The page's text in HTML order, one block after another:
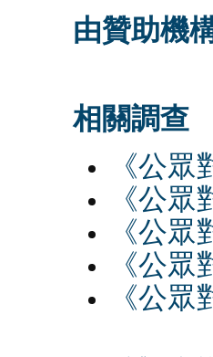
由贊助機
相關調查
《公
《公
《公
《公
《公